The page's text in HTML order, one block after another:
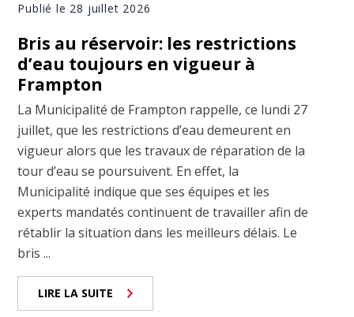
Publié le 28 juillet 2026
Bris au réservoir: les restrictions
d’eau toujours en vigueur à
Frampton
La Municipalité de Frampton rappelle, ce lundi 27
juillet, que les restrictions d’eau demeurent en
vigueur alors que les travaux de réparation de la
tour d’eau se poursuivent. En effet, la
Municipalité indique que ses équipes et les
experts mandatés continuent de travailler afin de
rétablir la situation dans les meilleurs délais. Le
bris ...
LIRE LA SUITE